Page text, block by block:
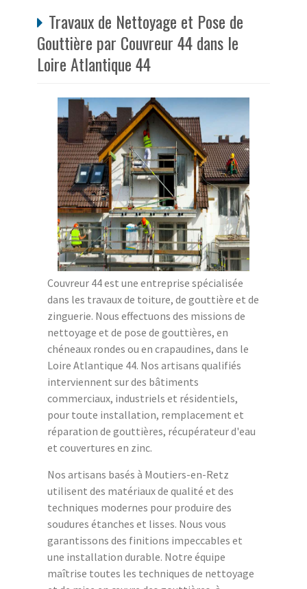
Travaux de Nettoyage et Pose de
Gouttière par Couvreur 44 dans le
Loire Atlantique 44
Couvreur 44 est une entreprise spécialisée
dans les travaux de toiture, de gouttière et de
zinguerie. Nous effectuons des missions de
nettoyage et de pose de gouttières, en
chéneaux rondes ou en crapaudines, dans le
Loire Atlantique 44. Nos artisans qualifiés
interviennent sur des bâtiments
commerciaux, industriels et résidentiels,
pour toute installation, remplacement et
réparation de gouttières, récupérateur d'eau
et couvertures en zinc.
Nos artisans basés à Moutiers-en-Retz
utilisent des matériaux de qualité et des
techniques modernes pour produire des
soudures étanches et lisses. Nous vous
garantissons des finitions impeccables et
une installation durable. Notre équipe
maîtrise toutes les techniques de nettoyage